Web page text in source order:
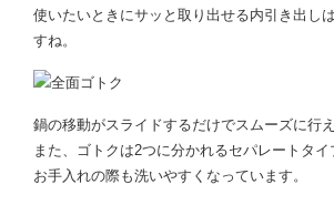
使いたいときにサッと取り出せる内引き出し
すね。
鍋の移動がスライドするだけでスムーズに行
また、ゴトクは2つに分かれるセパレートタイ
お手入れの際も洗いやすくなっています。